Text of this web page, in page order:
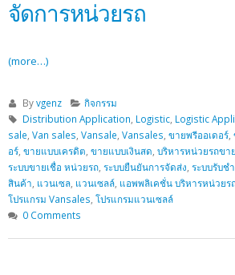
จัดการหน่วยรถ
(more…)
Byvgenz
กิจกรรม
Distribution Application, Logistic, Logistic
sale, Van sales, Vansale, Vansales, ขายพรีออเดอร์,
อร์, ขายแบบเครดิต, ขายแบบเงินสด, บริหารหน่วยรถขา
ระบบขายเชื่อ หน่วยรถ, ระบบยืนยันการจัดส่ง, ระบบรับช
สินค้า, แวนเซล, แวนเซลล์, แอพพลิเคชั่น บริหารหน่วยร
โปรแกรม Vansales, โปรแกรมแวนเซลล์
0 Comments